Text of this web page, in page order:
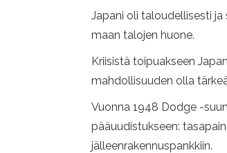
Japani oli taloudellisesti
maan talojen huone.
Kriisistä toipuakseen
mahdollisuuden olla
Vuonna 1948 Dodge -
pääuudistukseen:
jälleenrakennuspankkiin.